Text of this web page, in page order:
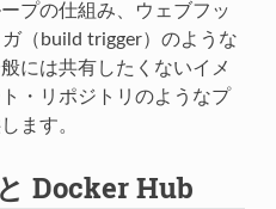
プの仕組み、ウェブフッ
（build trigger）のような
には共有したくないイメ
・リポジトリのようなプ
ます。
Docker Hub